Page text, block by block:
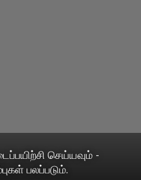
செய்யவும் -
பலப்படும்.